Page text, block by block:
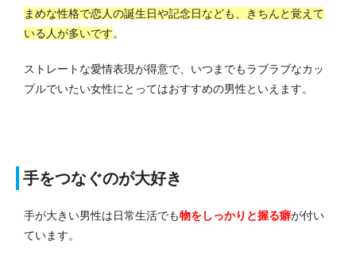
まめな性格で恋人の誕生日や記念日なども、きちんと覚えて
いる人が多いです。
ストレートな愛情表現が得意で、いつまでもラブラブなカッ
プルでいたい女性にとってはおすすめの男性といえます。
手をつなぐのが大好き
手が大きい男性は日常生活でも物をしっかりと握る癖が付い
ています。